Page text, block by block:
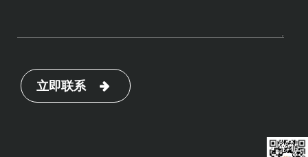
立即联系